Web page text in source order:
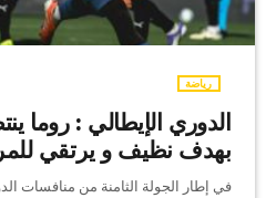
رياضة
الدوري الإيطالي : روما
بهدف نظيف و يرتقي
في إطار الجولة الثامنة من منافسات